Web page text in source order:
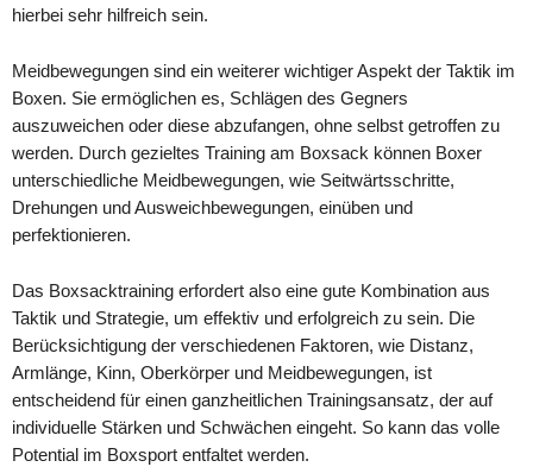
hierbei sehr hilfreich sein.
Meidbewegungen sind ein weiterer wichtiger Aspekt der Taktik im
Boxen. Sie ermöglichen es, Schlägen des Gegners
auszuweichen oder diese abzufangen, ohne selbst getroffen zu
werden. Durch gezieltes Training am Boxsack können Boxer
unterschiedliche Meidbewegungen, wie Seitwärtsschritte,
Drehungen und Ausweichbewegungen, einüben und
perfektionieren.
Das Boxsacktraining erfordert also eine gute Kombination aus
Taktik und Strategie, um effektiv und erfolgreich zu sein. Die
Berücksichtigung der verschiedenen Faktoren, wie Distanz,
Armlänge, Kinn, Oberkörper und Meidbewegungen, ist
entscheidend für einen ganzheitlichen Trainingsansatz, der auf
individuelle Stärken und Schwächen eingeht. So kann das volle
Potential im Boxsport entfaltet werden.